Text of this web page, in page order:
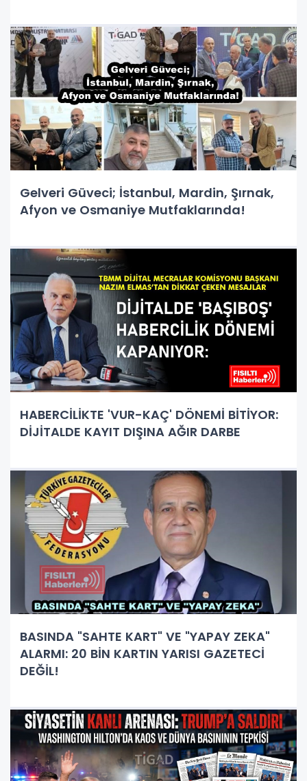
Gelveri Güveci; İstanbul, Mardin, Şırnak,
Afyon ve Osmaniye Mutfaklarında!
HABERCİLİKTE 'VUR-KAÇ' DÖNEMİ BİTİYOR:
DİJİTALDE KAYIT DIŞINA AĞIR DARBE
BASINDA "SAHTE KART" VE "YAPAY ZEKA"
ALARMI: 20 BİN KARTIN YARISI GAZETECİ
DEĞİL!